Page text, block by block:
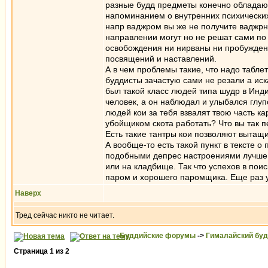
разные будд предметы конечно
напоминанием о внутренних
напр ваджром вы же не получите
направлении могут но не решат сами
освобождения ни нирваны ни
посвящений и наставлений.
А в чем проблемы такие, что надо
буддисты зачастую сами не резали а
был такой класс людей типа шудр в
человек, а он наблюдал и улыбался
людей кои за тебя взвалят твою часть
убойщиком скота работать? Что вы так
Есть такие тантры кои позволяют
А вообще-то есть такой пункт в
подобными депрес настроениями лучше
или на кладбище. Так что успехов в
паром и хорошего паромщика. Еще раз
Наверх
Тред сейчас никто не читает.
Буддийские форумы -> Гималайский
Страница 1 из 2